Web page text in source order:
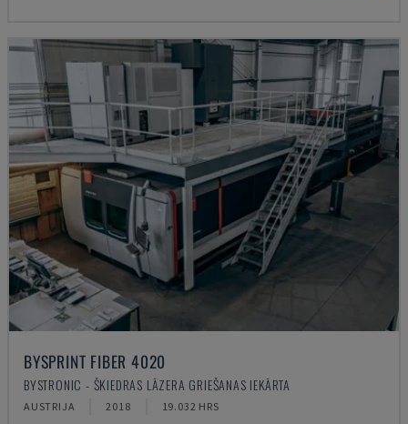
BYSPRINT FIBER 4020
BYSTRONIC - ŠĶIEDRAS LĀZERA GRIEŠANAS IEKĀRTA
AUSTRIJA 2018 19.032 HRS